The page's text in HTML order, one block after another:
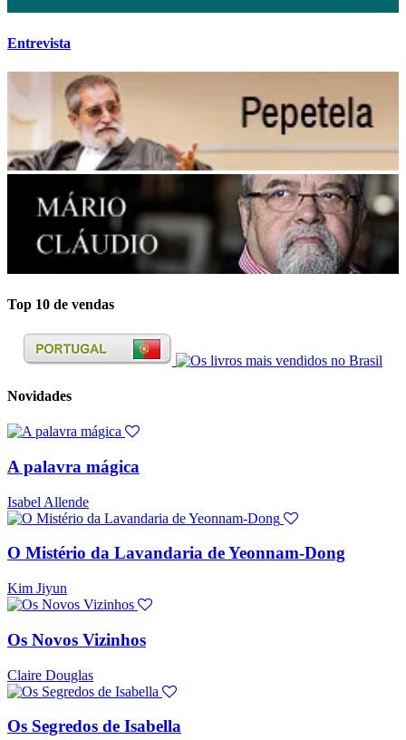
Entrevista
Top 10 de vendas
Novidades
A palavra mágica
Isabel Allende
O Mistério da Lavandaria de Yeonnam-Dong
Kim Jiyun
Os Novos Vizinhos
Claire Douglas
Os Segredos de Isabella